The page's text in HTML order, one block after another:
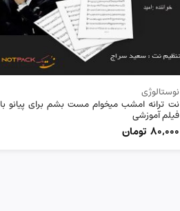
نوستالوژی
نت ترانه امشب میخوام مست بشم برای پیانو با
فیلم آموزشی
80,000 تومان